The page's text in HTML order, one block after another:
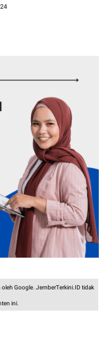
Google. JemberTerkini.ID tidak
ini.